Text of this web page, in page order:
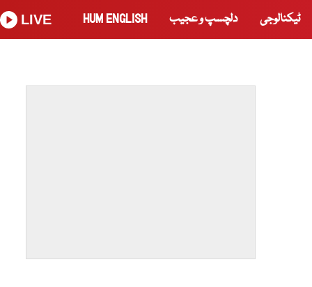
ٹیکنالوجی دلچسپ و عجیب HUM ENGLISH
LIVE